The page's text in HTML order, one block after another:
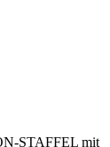
STAFFEL mit